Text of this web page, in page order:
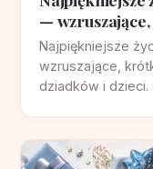
—
Najpiękniejsze
wzruszające,
dziadków i dzieci.